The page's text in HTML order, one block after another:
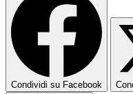
Condividi su Facebook